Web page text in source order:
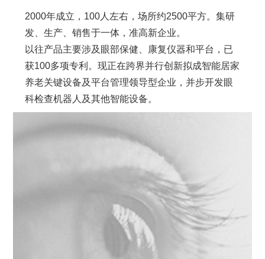
2000年成立，100人左右，场所约2500平方。集研
发、生产、销售于一体，准高新企业。
以往产品主要涉及眼部保健、康复仪器和平台，已
获100多项专利。现正在跨界并行创新拟成智能居家
养老关键设备及平台管理领导型企业，并步开发眼
科检查机器人及其他智能设备。